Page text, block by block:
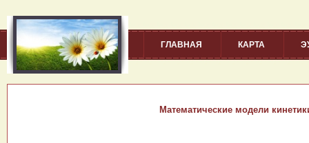
ГЛАВНАЯ КАРТА
Математические модели